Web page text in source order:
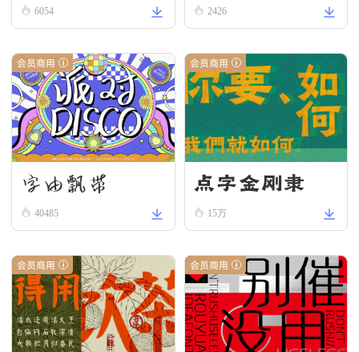
6054 2426
会员商用
字由飘带
40485
会员商用
点字金刚隶
15万
会员商用 会员商用